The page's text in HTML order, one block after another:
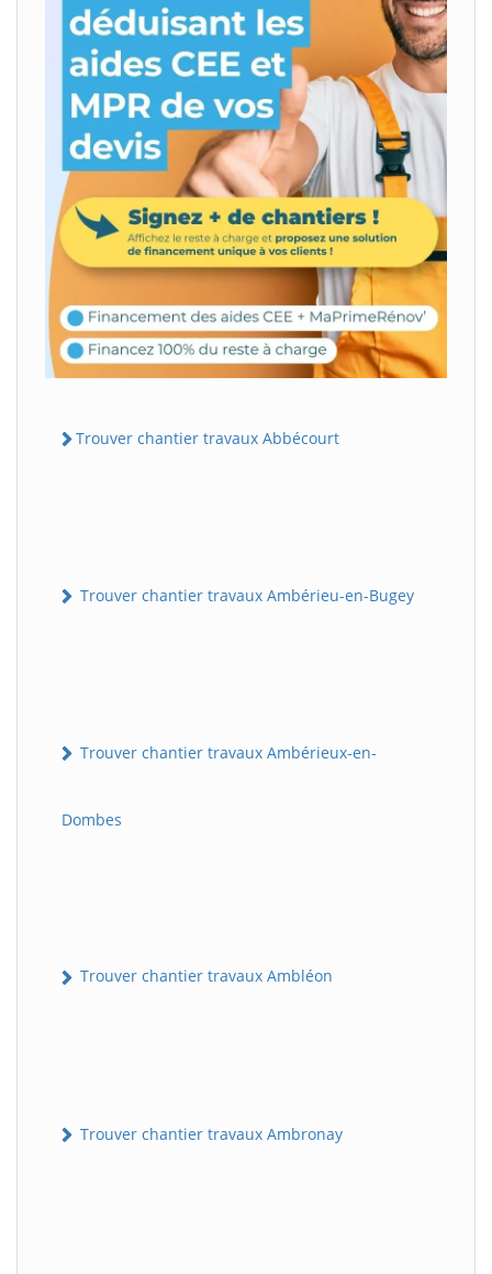
Trouver chantier travaux Abbécourt
Trouver chantier travaux Ambérieu-en-Bugey
Trouver chantier travaux Ambérieux-en-
Dombes
Trouver chantier travaux Ambléon
Trouver chantier travaux Ambronay